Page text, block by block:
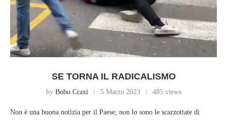
SE TORNA IL RADICALISMO
by Bobo Craxi 5 Marzo 2023 485 views
Non è una buona notizia per il Paese; non lo sono le scazzottate di